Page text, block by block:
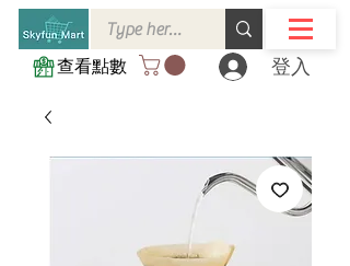
查看點數 登入